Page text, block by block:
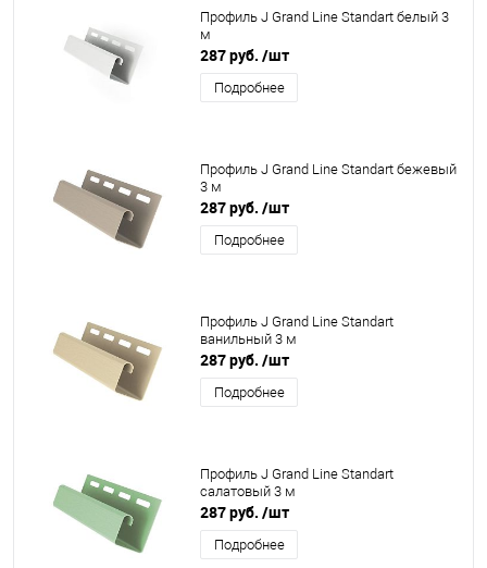
Профиль J Grand Line Standart белый 3
м
287 руб. /шт
Подробнее
Профиль J Grand Line Standart бежевый
3 м
287 руб. /шт
Подробнее
Профиль J Grand Line Standart
ванильный 3 м
287 руб. /шт
Подробнее
Профиль J Grand Line Standart
салатовый 3 м
287 руб. /шт
Подробнее